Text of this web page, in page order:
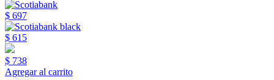
$ 697
$ 615
$ 738
Agregar al carrito